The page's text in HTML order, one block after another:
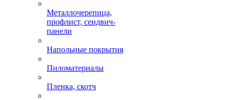
Металлочерепица,
профлист, сендвич-
панели
Напольные покрытия
Пиломатериалы
Пленка, скотч